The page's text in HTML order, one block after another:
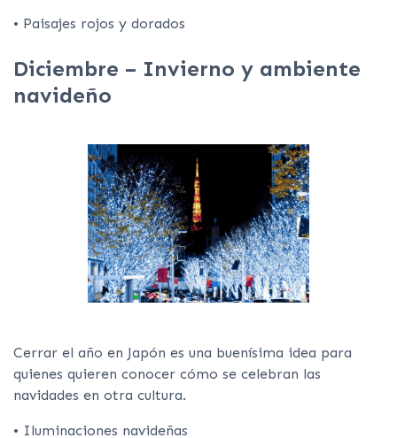
• Paisajes rojos y dorados
Diciembre – Invierno y ambiente
navideño
Cerrar el año en Japón es una buenísima idea para
quienes quieren conocer cómo se celebran las
navidades en otra cultura.
• Iluminaciones navideñas